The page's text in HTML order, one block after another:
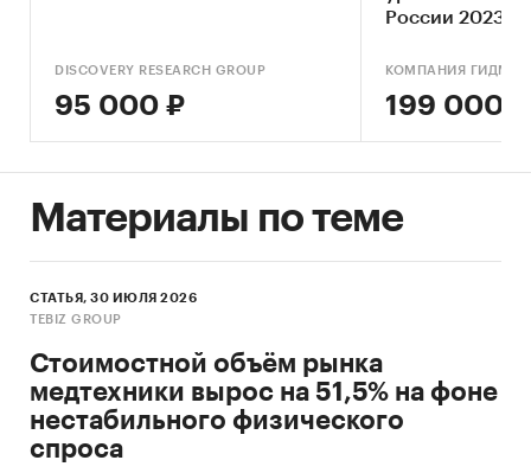
случаем.
ряде производителей были получены в
открытых источников об их деятельности,
знаний о компаниях.
Интервью с производителями:также мы
провелиинтервью с производителями
получили сведения как о них самих, так и о
DISCOVERY RESEARCH GROUP
95 000 ₽
России 2023-
обновлением)
КОМПАНИЯ
199 000 ₽
Материалы по теме
СТАТЬЯ, 30 ИЮЛЯ 2026
TEBIZ GROUP
Стоимостной объём рынка
медтехники вырос на 51,5% на фоне
нестабильного физического
спроса